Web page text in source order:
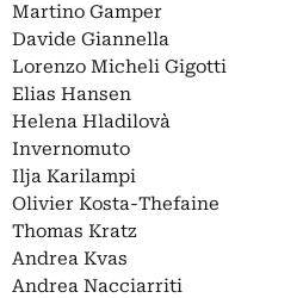
Martino Gamper
Davide Giannella
Lorenzo Micheli Gigotti
Elias Hansen
Helena Hladilovà
Invernomuto
Ilja Karilampi
Olivier Kosta-Thefaine
Thomas Kratz
Andrea Kvas
Andrea Nacciarriti